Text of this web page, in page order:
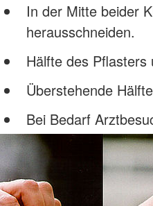
In der Mitte beider
herausschneiden.
Hälfte des Pflasters
Überstehende
Bei Bedarf